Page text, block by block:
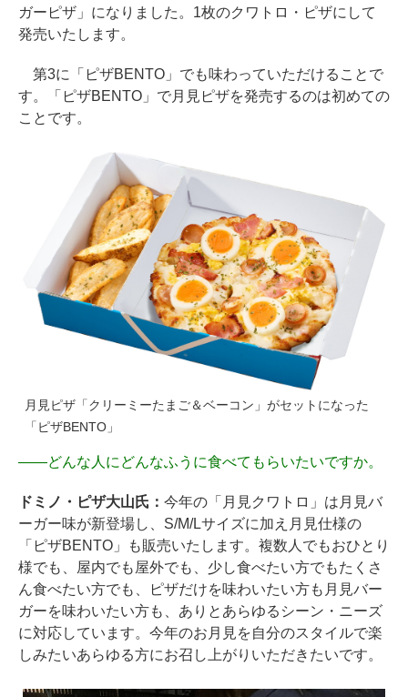
ガーピザ」になりました。1枚のクワトロ・ピザにして
発売いたします。
第3に「ピザBENTO」でも味わっていただけることで
す。「ピザBENTO」で月見ピザを発売するのは初めての
ことです。
月見ピザ「クリーミーたまご＆ベーコン」がセットになった
「ピザBENTO」
――どんな人にどんなふうに食べてもらいたいですか。
ドミノ・ピザ大山氏： 今年の「月見クワトロ」は月見バ
ーガー味が新登場し、S/M/Lサイズに加え月見仕様の
「ピザBENTO」も販売いたします。複数人でもおひとり
様でも、屋内でも屋外でも、少し食べたい方でもたくさ
ん食べたい方でも、ピザだけを味わいたい方も月見バー
ガーを味わいたい方も、ありとあらゆるシーン・ニーズ
に対応しています。今年のお月見を自分のスタイルで楽
しみたいあらゆる方にお召し上がりいただきたいです。